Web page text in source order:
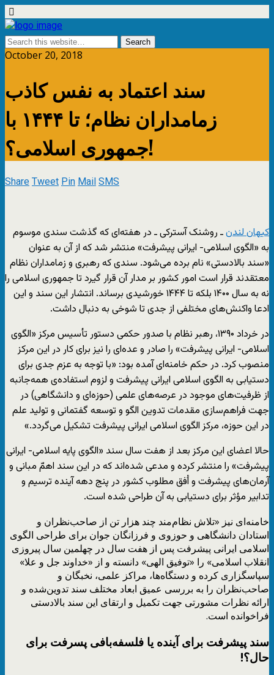
October 20, 2018
سند اعتماد به نفس کاذب
زمامداران نظام؛ تا ۱۴۴۴ با
جمهوری اسلامی؟!
ShareTweetPinMailSMS
کیهان لندنـ روشنک آسترکی ـ در هفته‌ای که گذشت سندی موسوم
به «الگوی اسلامی- ایرانی پیشرفت» منتشر شد که از آن به عنوان
«سند بالادستی» نام برده می‌شود. سندی که رهبری و زمامداران نظام
معتقدند قرار است امور کشور بر مدار آن قرار گیرد تا جمهوری اسلامی را
نه به سال ۱۴۰۰ بلکه تا ۱۴۴۴ خورشیدی برساند. انتشار این سند و این
ادعا واکنش‌های مختلفی از جدی تا شوخی به دنبال داشت.
در خرداد ۱۳۹۰، رهبر نظام با صدور حکمی دستور تأسیس مرکز «الگوی
اسلامی- ایرانی پیشرفت» را صادر و عده‌ای را نیز برای کار در این مرکز
منصوب کرد. در حکم خامنه‌ای آمده بود: «با توجه به عزم جدی برای
دستیابی به الگوی اسلامی ایرانی پیشرفت و لزوم استفاده‌ی همه‌جانبه
از ظرفیت‌های موجود در عرصه‌های علمی (حوزه‌ای و دانشگاهی) در
جهت فراهم‌سازی مقدمات تدوین الگو و توسعه گفتمانی و تولید علم
در این حوزه، مرکز الگوی اسلامی ایرانی پیشرفت تشکیل می‌گردد.»
حالا اعضای این مرکز بعد از هفت سال سند «الگوی پایه اسلامی- ایرانی
پیشرفت» را منتشر کرده و مدعی شده‌اند که در این سند اهمّ مبانی و
آرمان‌های پیشرفت و اُفق مطلوب کشور در پنج دهه آینده ترسیم و
تدابیر مؤثر برای دستیابی به آن طراحی شده است.
خامنه‌ای نیز «تلاش نظام‌مند چند هزار تن از صاحب‌نظران و
استادان دانشگاهی و حوزوی و فرزانگان جوان برای طراحی الگوی
اسلامی ایرانی پیشرفت پس از هفت سال در چهلمین سال پیروزی
انقلاب اسلامی» را «توفیق الهی» دانسته و از «خداوند جل و علا»
سپاسگزاری کرده و دستگاه‌ها، مراکز علمی، نخبگان و
صاحب‌نظران را به بررسی عمیق ابعاد مختلف سند تدوین‌شده و
ارائه نظرات مشورتی جهت تکمیل و ارتقای این سند بالادستی
فراخوانده است.
سند پیشرفت برای آینده یا فلسفه‌بافی‌ پسرفت برای
حال؟!